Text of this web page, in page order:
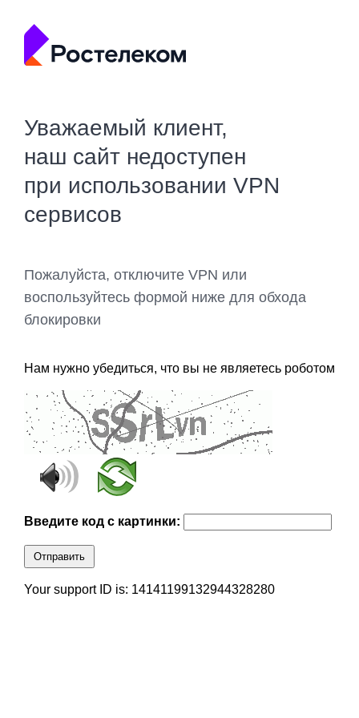
Уважаемый клиент,
наш сайт недоступен
при использовании VPN
сервисов
Пожалуйста, отключите VPN или
воспользуйтесь формой ниже для обхода
блокировки
Нам нужно убедиться, что вы не являетесь роботом
Введите код с картинки:
Отправить
Your support ID is: 14141199132944328280